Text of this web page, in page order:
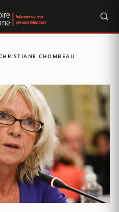
CHOMBEAU